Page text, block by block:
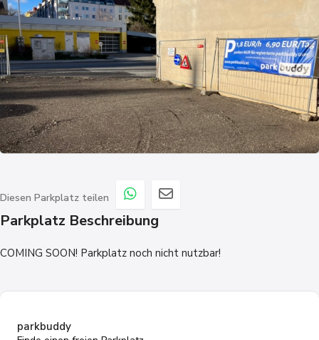
Diesen Parkplatz teilen
Parkplatz Beschreibung
COMING SOON! Parkplatz noch nicht nutzbar!
parkbuddy